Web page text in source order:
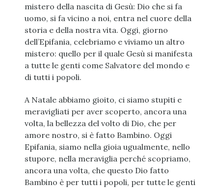
mistero della nascita di Gesù: Dio che si fa
uomo, si fa vicino a noi, entra nel cuore della
storia e della nostra vita. Oggi, giorno
dell’Epifania, celebriamo e viviamo un altro
mistero: quello per il quale Gesù si manifesta
a tutte le genti come Salvatore del mondo e
di tutti i popoli.
A Natale abbiamo gioito, ci siamo stupiti e
meravigliati per aver scoperto, ancora una
volta, la bellezza del volto di Dio, che per
amore nostro, si è fatto Bambino. Oggi
Epifania, siamo nella gioia ugualmente, nello
stupore, nella meraviglia perché scopriamo,
ancora una volta, che questo Dio fatto
Bambino è per tutti i popoli, per tutte le genti